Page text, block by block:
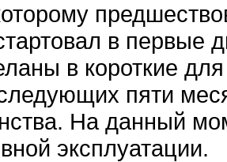
в первые
в короткие для
пяти
На данный
эксплуатации.